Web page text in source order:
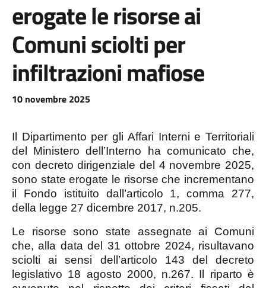
erogate le risorse ai
Comuni sciolti per
infiltrazioni mafiose
10 novembre 2025
Il Dipartimento per gli Affari Interni e Territoriali
del Ministero dell’Interno ha comunicato che,
con decreto dirigenziale del 4 novembre 2025,
sono state erogate le risorse che incrementano
il Fondo istituito dall’articolo 1, comma 277,
della legge 27 dicembre 2017, n.205.
Le risorse sono state assegnate ai Comuni
che, alla data del 31 ottobre 2024, risultavano
sciolti ai sensi dell’articolo 143 del decreto
legislativo 18 agosto 2000, n.267. Il riparto è